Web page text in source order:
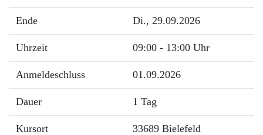
Ende Di., 29.09.2026
Uhrzeit 09:00 - 13:00 Uhr
Anmeldeschluss 01.09.2026
Dauer 1 Tag
Kursort 33689 Bielefeld